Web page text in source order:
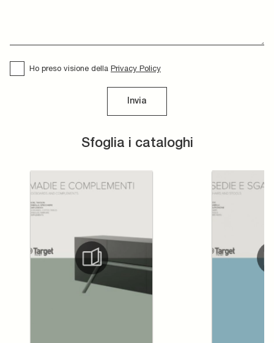
Sfoglia i cataloghi
Ho preso visione della Privacy Policy
Invia